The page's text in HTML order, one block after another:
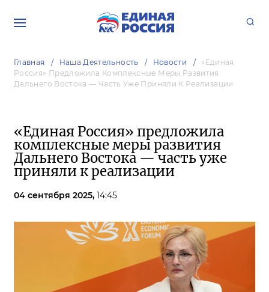
Главная Наша Деятельность Новости
«Единая
Россия» Предложила Комплексные Меры Развития
Дальнего Востока — Часть Уже Приняли К Реализации
«Единая Россия» предложила
комплексные меры развития
Дальнего Востока — часть уже
приняли к реализации
04 сентября 2025, 14:45